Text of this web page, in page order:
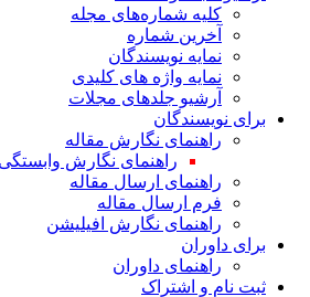
کلیه شماره‌های مجله
آخرین شماره
نمایه نویسندگان
نمایه واژه های کلیدی
آرشیو جلدهای مجلات
برای نویسندگان
راهنمای نگارش مقاله
راهنمای نگارش وابستگی
راهنمای ارسال مقاله
فرم ارسال مقاله
راهنمای نگارش افیلیشن
برای داوران
راهنمای داوران
ثبت نام و اشتراک